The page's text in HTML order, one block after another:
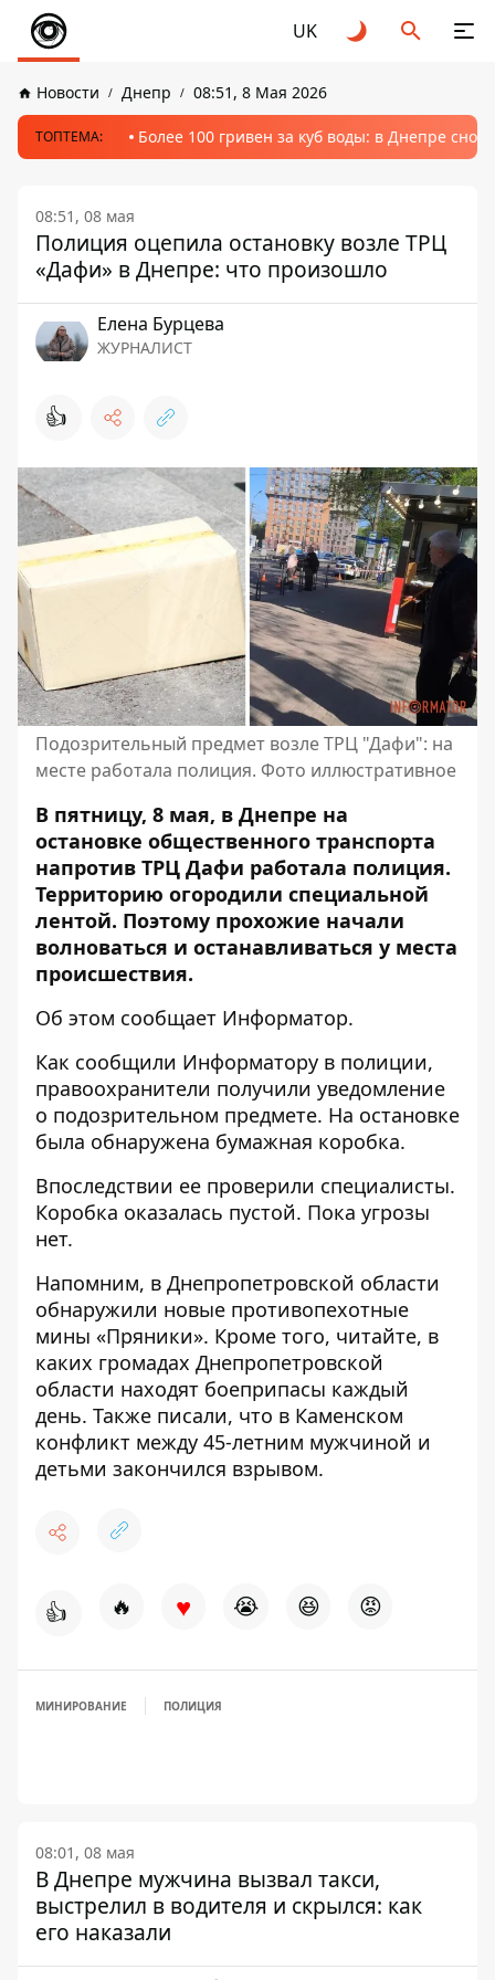
UK
Новости Днепр 08:51, 8 Мая 2026
ТОПТЕМА: Более 100 гривен за куб воды: в Днепре
08:51, 08 мая
Полиция оцепила остановку возле ТРЦ
«Дафи» в Днепре: что произошло
Елена Бурцева
ЖУРНАЛИСТ
👍
Подозрительный предмет возле ТРЦ "Дафи": на
месте работала полиция. Фото иллюстративное
В пятницу, 8 мая, в Днепре на
остановке общественного транспорта
напротив ТРЦ Дафи работала полиция.
Территорию огородили специальной
лентой. Поэтому прохожие начали
волноваться и останавливаться у места
происшествия.
Об этом сообщает Информатор.
Как сообщили Информатору в полиции,
правоохранители получили уведомление
о подозрительном предмете. На остановке
была обнаружена бумажная коробка.
Впоследствии ее проверили специалисты.
Коробка оказалась пустой. Пока угрозы
нет.
Напомним, в Днепропетровской области
обнаружили новые противопехотные
мины «Пряники». Кроме того, читайте, в
каких громадах Днепропетровской
области находят боеприпасы каждый
день. Также писали, что в Каменском
конфликт между 45-летним мужчиной и
детьми закончился взрывом.
👍 🔥 ♥ 😭 😆 😡
МИНИРОВАНИЕ ПОЛИЦИЯ
08:01, 08 мая
В Днепре мужчина вызвал такси,
выстрелил в водителя и скрылся: как
его наказали